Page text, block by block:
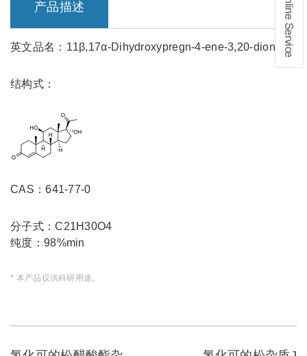
产品描述
英文品名：11β,17α-Dihydroxypregn-4-ene-3,20-dione
结构式：
CAS：641-77-0
分子式：C21H30O4
纯度：98%min
* 本产品仅供科研用途。
在线留言
1、info@shochem.com；2